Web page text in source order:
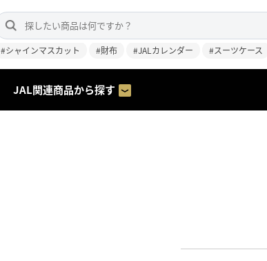
#シャインマスカット #財布 #JALカレンダー #スーツケース
JAL関連商品から探す